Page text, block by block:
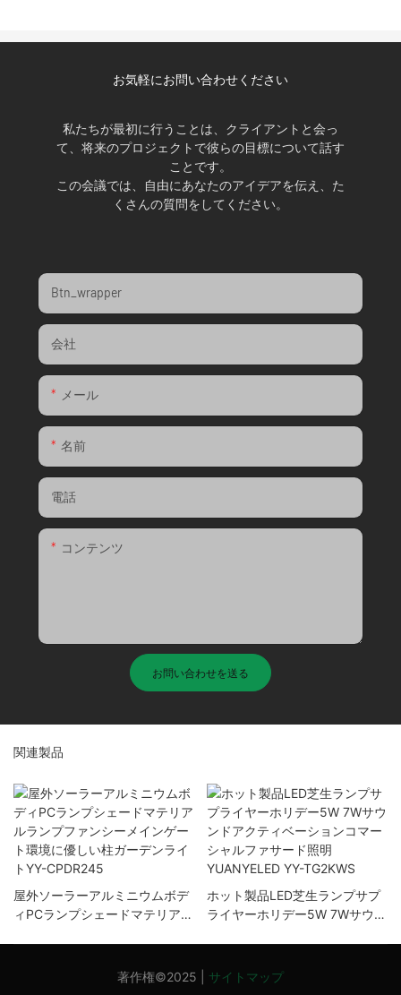
お気軽にお問い合わせください
私たちが最初に行うことは、クライアントと会っ
て、将来のプロジェクトで彼らの目標について話す
ことです。
この会議では、自由にあなたのアイデアを伝え、た
くさんの質問をしてください。
Btn_wrapper
会社
メール
名前
電話
コンテンツ
お問い合わせを送る
関連製品
屋外ソーラーアルミニウムボデ
ィPCランプシェードマテリアル
ホット製品LED芝生ランプサプ
ライヤーホリデー5W 7Wサウン
YUANYELED YY-TG2KWS
著作権©2025 | サイトマップ